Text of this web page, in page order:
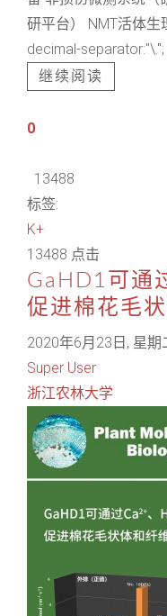
研平台） NMT活体生
decimal-separator:"\.";
继续阅读
0
13488
标签:
K+
13488 点击
GaHD1可通
促进棉花毛
2020年6月23日, 星期
Super User
浙江农林大学